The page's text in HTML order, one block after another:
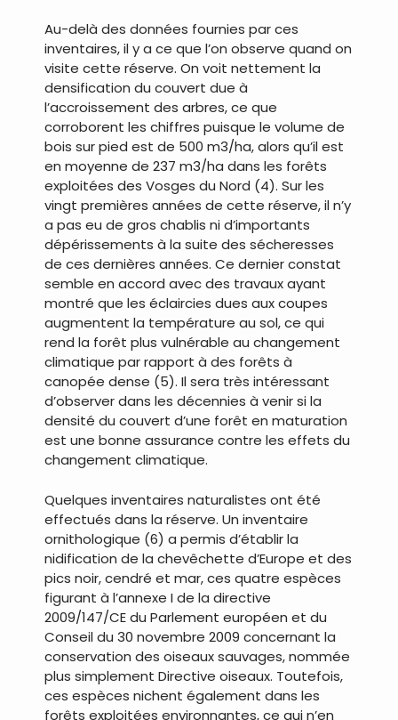
Au-delà des données fournies par ces
inventaires, il y a ce que l’on observe quand on
visite cette réserve. On voit nettement la
densification du couvert due à
l’accroissement des arbres, ce que
corroborent les chiffres puisque le volume de
bois sur pied est de 500 m3/ha, alors qu’il est
en moyenne de 237 m3/ha dans les forêts
exploitées des Vosges du Nord (4). Sur les
vingt premières années de cette réserve, il n’y
a pas eu de gros chablis ni d’importants
dépérissements à la suite des sécheresses
de ces dernières années. Ce dernier constat
semble en accord avec des travaux ayant
montré que les éclaircies dues aux coupes
augmentent la température au sol, ce qui
rend la forêt plus vulnérable au changement
climatique par rapport à des forêts à
canopée dense (5). Il sera très intéressant
d’observer dans les décennies à venir si la
densité du couvert d’une forêt en maturation
est une bonne assurance contre les effets du
changement climatique.
Quelques inventaires naturalistes ont été
effectués dans la réserve. Un inventaire
ornithologique (6) a permis d’établir la
nidification de la chevêchette d’Europe et des
pics noir, cendré et mar, ces quatre espèces
figurant à l’annexe I de la directive
2009/147/CE du Parlement européen et du
Conseil du 30 novembre 2009 concernant la
conservation des oiseaux sauvages, nommée
plus simplement Directive oiseaux. Toutefois,
ces espèces nichent également dans les
forêts exploitées environnantes, ce qui n’en